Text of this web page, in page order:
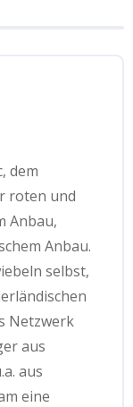
dem
roten und
Anbau,
Anbau.
selbst,
Netzwerk
aus
aus
eine